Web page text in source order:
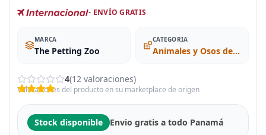
- ENVÍO GRATIS
MARCA
The Petting Zoo
CATEGORIA
Animales y Osos de Peluche
4(12 valoraciones)
Valoraciones del producto en su marketplace de origen
Stock disponible Envio gratis a todo Panamá